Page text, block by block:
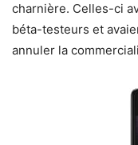
charnière. Celles-ci
béta-testeurs et
annuler la